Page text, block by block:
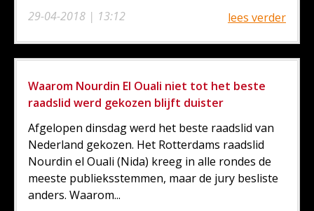
29-04-2018 | 13:12
lees verder
Waarom Nourdin El Ouali niet tot het beste
raadslid werd gekozen blijft duister
Afgelopen dinsdag werd het beste raadslid van
Nederland gekozen. Het Rotterdams raadslid
Nourdin el Ouali (Nida) kreeg in alle rondes de
meeste publieksstemmen, maar de jury besliste
anders. Waarom...